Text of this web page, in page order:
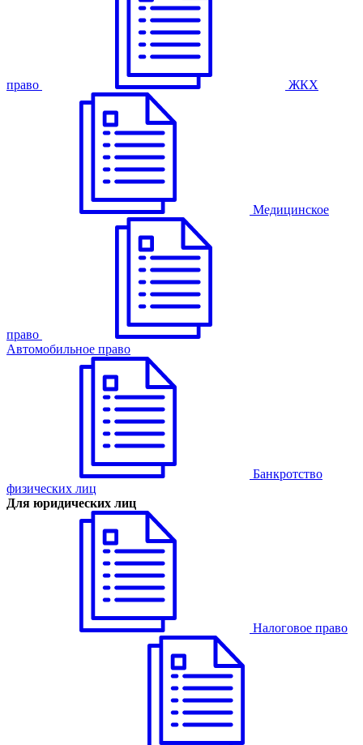
право ЖКХ
Медицинское
право
Автомобильное право
Банкротство
физических лиц
Для юридических лиц
Налоговое право